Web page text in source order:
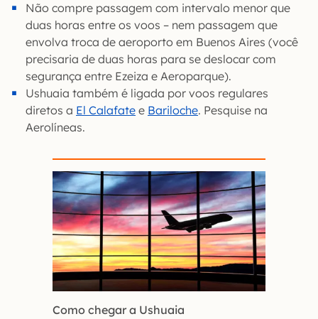
Não compre passagem com intervalo menor que
duas horas entre os voos – nem passagem que
envolva troca de aeroporto em Buenos Aires (você
precisaria de duas horas para se deslocar com
segurança entre Ezeiza e Aeroparque).
Ushuaia também é ligada por voos regulares
diretos a El Calafate e Bariloche. Pesquise na
Aerolíneas.
Como chegar a Ushuaia